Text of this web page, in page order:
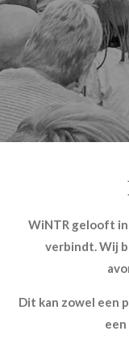
WiNTR gelooft in
verbindt. Wij
Dit kan zowel een